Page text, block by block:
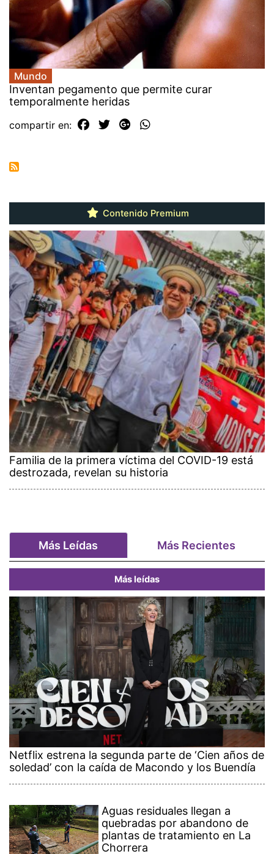
Mundo
Inventan pegamento que permite curar
temporalmente heridas
compartir en:
Contenido Premium
Familia de la primera víctima del COVID-19 está
destrozada, revelan su historia
Más Leídas Más Recientes
Más leídas
Netflix estrena la segunda parte de ‘Cien años de
soledad’ con la caída de Macondo y los Buendía
Aguas residuales llegan a
quebradas por abandono de
plantas de tratamiento en La
Chorrera